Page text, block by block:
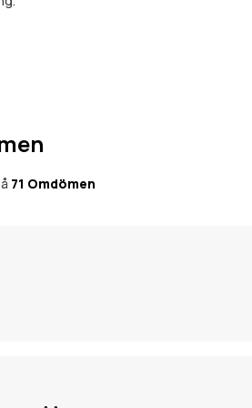
71 Omdömen